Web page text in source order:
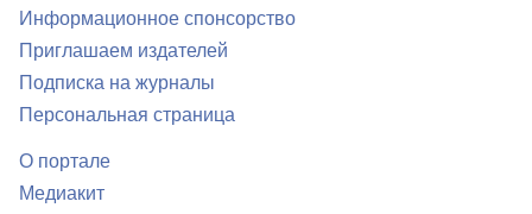
Информационное спонсорство
Приглашаем издателей
Подписка на журналы
Персональная страница
О портале
Медиакит